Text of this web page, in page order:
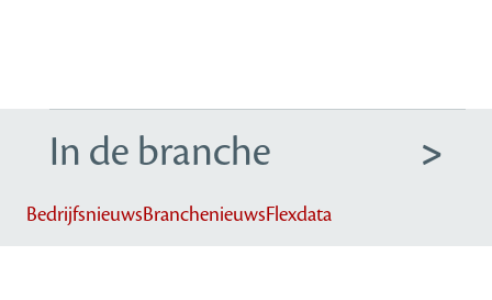
In de branche
BedrijfsnieuwsBranchenieuwsFlexdata